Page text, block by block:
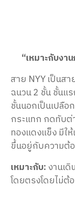
“เหมาะกับงา
สาย NYY เป็นส
ฉนวน 2 ชั้น ชั้นแ
ชั้นนอกเป็นเปลือ
กระแทก กดทับต่
ทองแดงแข็ง มีใ
ขึ้นอยู่กับความต้
เหมาะกับ: งานเ
โดยตรงโดยไม่ต้